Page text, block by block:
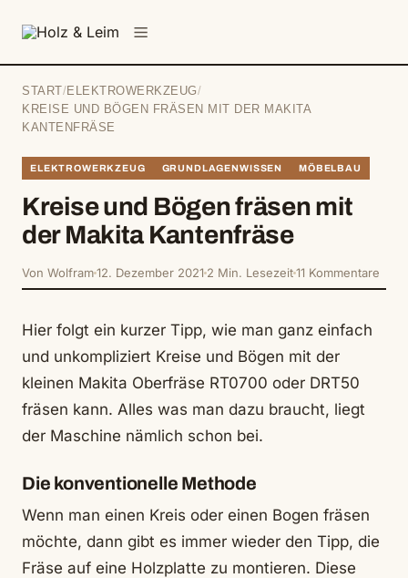
START / ELEKTROWERKZEUG/
KREISE UND BÖGEN FRÄSEN MIT DER MAKITA
KANTENFRÄSE
ELEKTROWERKZEUG GRUNDLAGENWISSEN MÖBELBAU
Kreise und Bögen fräsen mit
der Makita Kantenfräse
Von Wolfram12. Dezember 2021 2 Min. Lesezeit11 Kommentare
Hier folgt ein kurzer Tipp, wie man ganz einfach
und unkompliziert Kreise und Bögen mit der
kleinen Makita Oberfräse RT0700 oder DRT50
fräsen kann. Alles was man dazu braucht, liegt
der Maschine nämlich schon bei.
Die konventionelle Methode
Wenn man einen Kreis oder einen Bogen fräsen
möchte, dann gibt es immer wieder den Tipp, die
Fräse auf eine Holzplatte zu montieren. Diese